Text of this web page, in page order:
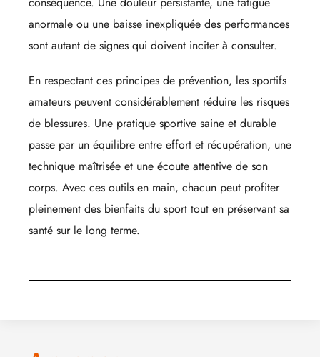
anormale ou une baisse inexpliquée des performances
sont autant de signes qui doivent inciter à consulter.
En respectant ces principes de prévention, les sportifs
amateurs peuvent considérablement réduire les risques
de blessures. Une pratique sportive saine et durable
passe par un équilibre entre effort et récupération, une
technique maîtrisée et une écoute attentive de son
corps. Avec ces outils en main, chacun peut profiter
pleinement des bienfaits du sport tout en préservant sa
santé sur le long terme.